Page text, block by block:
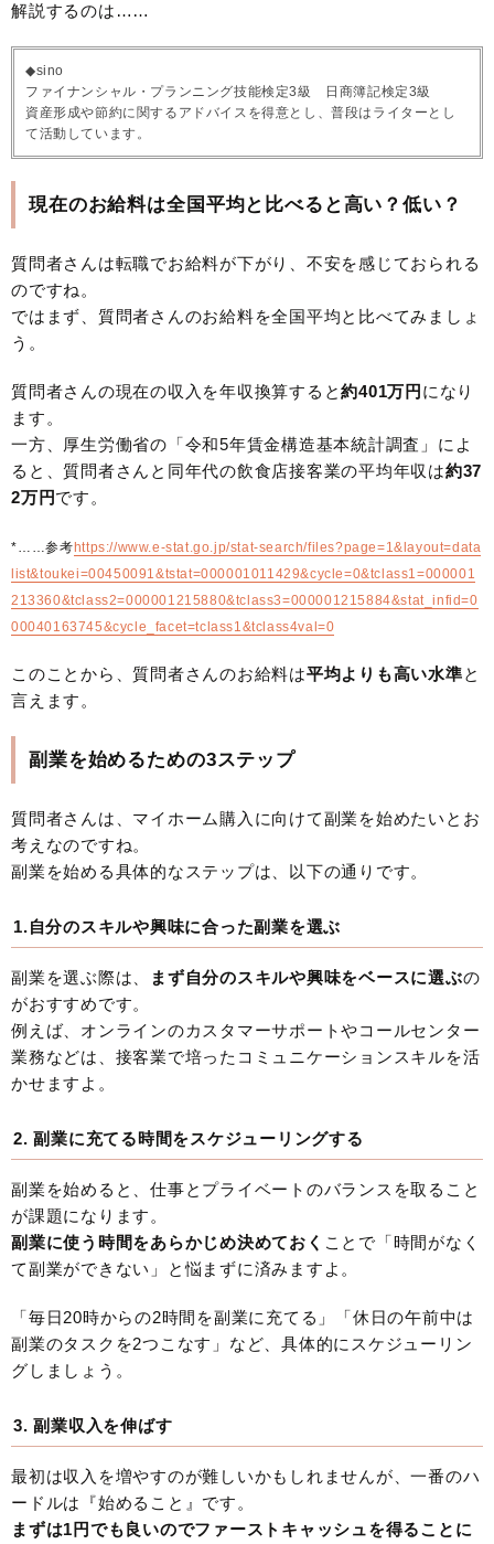
解説するのは……
◆sino
ファイナンシャル・プランニング技能検定3級 日商簿記検定3級
資産形成や節約に関するアドバイスを得意とし、普段はライターとし
て活動しています。
現在のお給料は全国平均と比べると高い？低い？
質問者さんは転職でお給料が下がり、不安を感じておられる
のですね。
ではまず、質問者さんのお給料を全国平均と比べてみましょ
う。
質問者さんの現在の収入を年収換算すると約401万円 になり
ます。
一方、厚生労働省の「令和5年賃金構造基本統計調査」によ
ると、質問者さんと同年代の飲食店接客業の平均年収は約37
2万円です。
*……参考https://www.e-stat.go.jp/stat-search/files?page=1&layout=data
list&toukei=00450091&tstat=000001011429&cycle=0&tclass1=000001
213360&tclass2=000001215880&tclass3=000001215884&stat_infid=0
00040163745&cycle_facet=tclass1&tclass4val=0
このことから、質問者さんのお給料は平均よりも高い水準と
言えます。
副業を始めるための3ステップ
質問者さんは、マイホーム購入に向けて副業を始めたいとお
考えなのですね。
副業を始める具体的なステップは、以下の通りです。
1.自分のスキルや興味に合った副業を選ぶ
副業を選ぶ際は、 まず自分のスキルや興味をベースに選ぶの
がおすすめです。
例えば、オンラインのカスタマーサポートやコールセンター
業務などは、接客業で培ったコミュニケーションスキルを活
かせますよ。
2. 副業に充てる時間をスケジューリングする
副業を始めると、仕事とプライベートのバランスを取ること
が課題になります。
副業に使う時間をあらかじめ決めておく ことで「時間がなく
て副業ができない」と悩まずに済みますよ。
「毎日20時からの2時間を副業に充てる」「休日の午前中は
副業のタスクを2つこなす」など、具体的にスケジューリン
グしましょう。
3. 副業収入を伸ばす
最初は収入を増やすのが難しいかもしれませんが、一番のハ
ードルは『始めること』です。
まずは1円でも良いのでファーストキャッシュを得ることに